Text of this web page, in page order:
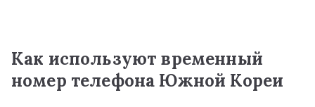
Как используют временный
номер телефона Южной Кореи